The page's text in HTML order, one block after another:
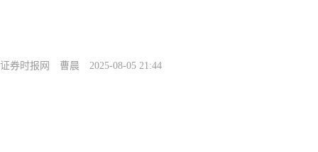
证券时报网 曹晨 2025-08-05 21:44